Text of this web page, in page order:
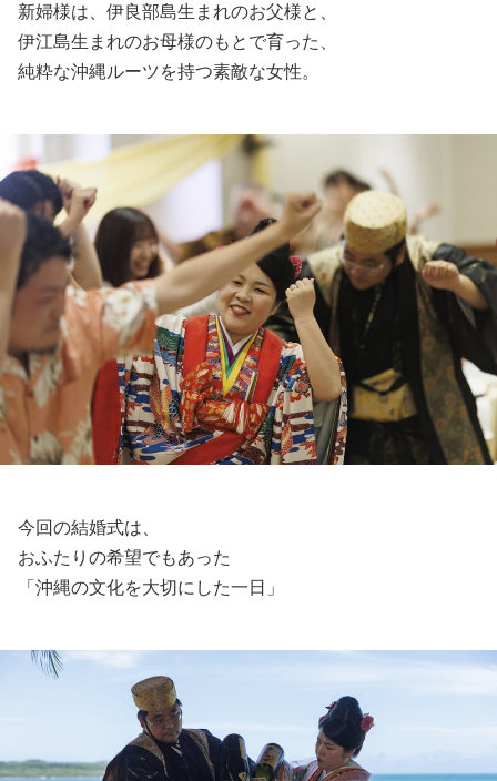
新婦様は、伊良部島生まれのお父様と、
伊江島生まれのお母様のもとで育った、
純粋な沖縄ルーツを持つ素敵な女性。
今回の結婚式は、
おふたりの希望でもあった
「沖縄の文化を大切にした一日」